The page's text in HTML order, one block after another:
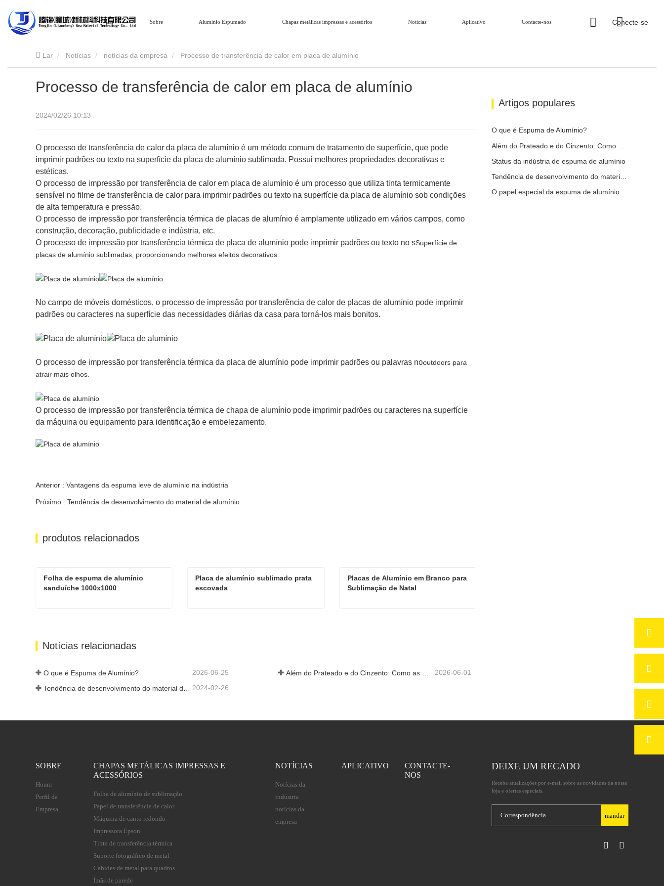
Lar Sobre Alumínio Espumado Chapas metálicas impressas e acessórios Notícias Aplicativo Contacte-nos Conecte-se
Lar Notícias notícias da empresa Processo de transferência de calor em placa de alumínio
Processo de transferência de calor em placa de alumínio
2024/02/26 10:13
O processo de transferência de calor da placa de alumínio é um método comum de tratamento de superfície, que pode
imprimir padrões ou texto na superfície da placa de alumínio sublimada. Possui melhores propriedades decorativas e
estéticas.
O processo de impressão por transferência de calor em placa de alumínio é um processo que utiliza tinta termicamente
sensível no filme de transferência de calor para imprimir padrões ou texto na superfície da placa de alumínio sob condições
de alta temperatura e pressão.
O processo de impressão por transferência térmica de placas de alumínio é amplamente utilizado em vários campos, como
construção, decoração, publicidade e indústria, etc.
O processo de impressão por transferência térmica de placa de alumínio pode imprimir padrões ou texto no sSuperfície de
placas de alumínio sublimadas, proporcionando melhores efeitos decorativos.
No campo de móveis domésticos, o processo de impressão por transferência de calor de placas de alumínio pode imprimir
padrões ou caracteres na superfície das necessidades diárias da casa para torná-los mais bonitos.
O processo de impressão por transferência térmica da placa de alumínio pode imprimir padrões ou palavras nooutdoors para
atrair mais olhos.
O processo de impressão por transferência térmica de chapa de alumínio pode imprimir padrões ou caracteres na superfície
da máquina ou equipamento para identificação e embelezamento.
Anterior : Vantagens da espuma leve de alumínio na indústria
Próximo : Tendência de desenvolvimento do material de alumínio
produtos relacionados
Folha de espuma de alumínio
sanduíche 1000x1000
Placa de alumínio sublimado prata
escovada
Placas de Alumínio em Branco para
Sublimação de Natal
Notícias relacionadas
O que é Espuma de Alumínio? 2026-06-25 2026-06-01
Tendência de desenvolvimento do material de alumínio 2024-02-26
Artigos populares
O que é Espuma de Alumínio?
Status da indústria de espuma de alumínio
Tendência de desenvolvimento do material de alumínio
O papel especial da espuma de alumínio
SOBRE
Honra
Perfil da
Empresa
CHAPAS METÁLICAS IMPRESSAS E
ACESSÓRIOS
Folha de alumínio de sublimação
Papel de transferência de calor
Máquina de canto redondo
Impressora Epson
Tinta de transferência térmica
Suporte fotográfico de metal
Cabides de metal para quadros
Ímãs de parede
NOTÍCIAS
Notícias da
indústria
notícias da
empresa
APLICATIVO
CONTACTE-
NOS
DEIXE UM RECADO
Receba atualizações por e-mail sobre as novidades da nossa
loja e ofertas especiais.
mandar